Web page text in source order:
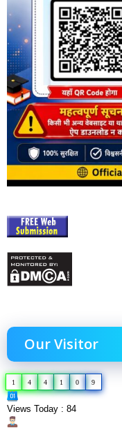
Our Visitor
1 4 4 1 0 9
Views Today : 84